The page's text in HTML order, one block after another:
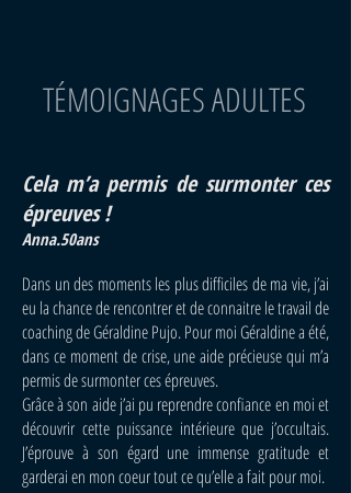
TÉMOIGNAGES ADULTES
Cela m’a permis de surmonter ces
épreuves !
Anna.50ans
Dans un des moments les plus difficiles de ma vie, j’ai
eu la chance de rencontrer et de connaitre le travail de
coaching de Géraldine Pujo. Pour moi Géraldine a été,
dans ce moment de crise, une aide précieuse qui m’a
permis de surmonter ces épreuves.
Grâce à son aide j’ai pu reprendre confiance en moi et
découvrir cette puissance intérieure que j’occultais.
J’éprouve à son égard une immense gratitude et
garderai en mon coeur tout ce qu’elle a fait pour moi.